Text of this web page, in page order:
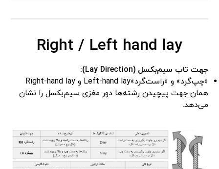
Right / Left hand lay
جهت تاب سیم‌بکسل (Lay Direction)
:
«چپ‌گرد» و «راست‌گرد»Left-hand lay و Right-hand lay
همان جهت پیچیدن رشته‌ها دور مغزی سیم‌بکسل را نشان
می‌دهد.